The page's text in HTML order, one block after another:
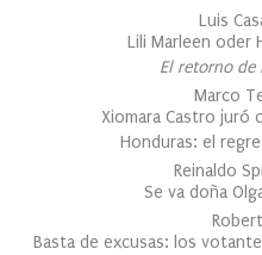
Luis
Lili Marleen oder
El retorno de
Marco
Xiomara Castro juró
Honduras: el
Reinaldo
Se va doña
Basta de excusas: los